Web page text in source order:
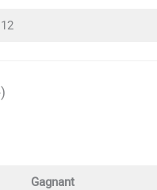
12
Gagnant